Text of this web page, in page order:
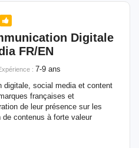
Digitale
FR/EN
: 7-9 ans
digitale, social media et content
françaises et
de leur présence sur les
contenus à forte valeur